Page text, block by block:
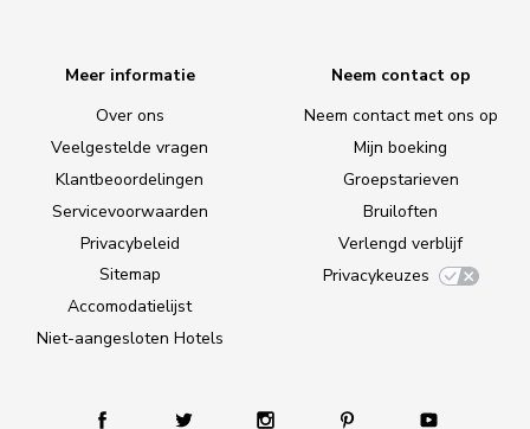
Meer informatie
Over ons
Veelgestelde vragen
Klantbeoordelingen
Servicevoorwaarden
Privacybeleid
Sitemap
Accomodatielijst
Niet-aangesloten Hotels
Neem contact op
Neem contact met ons op
Mijn boeking
Groepstarieven
Bruiloften
Verlengd verblijf
Privacykeuzes